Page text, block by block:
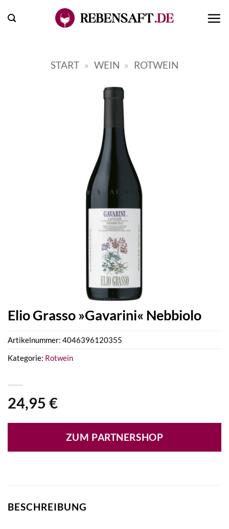
Inhalt
START » WEIN » ROTWEIN
Elio Grasso »Gavarini« Nebbiolo
24,95 €
ZUM PARTNERSHOP
Artikelnummer: 4046396120355
Kategorie: Rotwein
BESCHREIBUNG